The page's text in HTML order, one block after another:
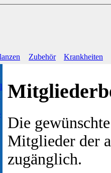
Zubehör Krankheiten
Die
Mitglieder der
zugänglich.